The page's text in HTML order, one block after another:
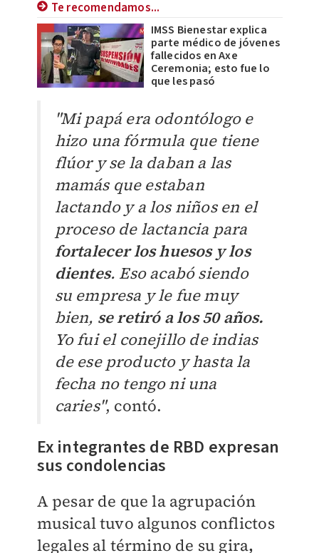
Te recomendamos...
IMSS Bienestar explica
parte médico de jóvenes
fallecidos en Axe
Ceremonia; esto fue lo
que les pasó
"Mi papá era odontólogo e
hizo una fórmula que tiene
flúor y se la daban a las
mamás que estaban
lactando y a los niños en el
proceso de lactancia para
fortalecer los huesos y los
dientes. Eso acabó siendo
su empresa y le fue muy
bien, se retiró a los 50 años.
Yo fui el conejillo de indias
de ese producto y hasta la
fecha no tengo ni una
caries", contó.
Ex integrantes de RBD expresan
sus condolencias
A pesar de que la agrupación
musical tuvo algunos conflictos
legales al término de su gira,